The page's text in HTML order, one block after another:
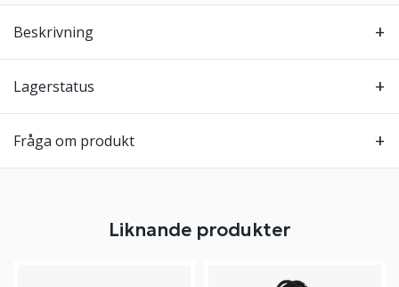
Beskrivning
Lagerstatus
Fråga om produkt
Liknande produkter